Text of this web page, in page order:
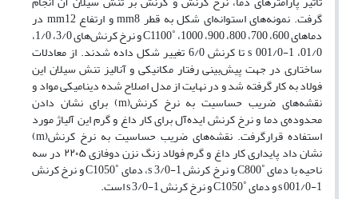
گرفت. نمونه‌های استوانه‌ای شکل به قطر mm8 و ارتفاع mm12 در
دماهای 600، 700، 800، 900، 1000، ˚C1100 و نرخ کرنش‌های 3/0، 1/0،‌
01/0، 1-s 001/0 تا کرنش 6/0 تغییر شکل داده شدند. از معادلات
ساختاری در جهت پیش‌بینی رفتار مکانیکی و آنالیز تنش سیلان این
فولاد به کار گرفته شد و در نهایت از مدل اصلاح شده دینامیکی مواد و
نقشه‌های ضریب حساسیت به نرخ کرنش(m) برای نشان‌ دادن
محدوده‌ی دما و نرخ کرنش ایده‌آل برای کار داغ و گرم این آلیاژ مورد
استفاده قرارگرفت. نقشه‌های ضریب حساسیت به نرخ کرنش(m)
نشان داد پایداری کار داغ و گرم فولاد زنگ نزن دوفازی ۲۲۰۵ در سه
ناحیه با دمای ˚C800 و نرخ کرنش 1-s 3/0، دمای ˚C1050 و نرخ کرنش
1-s 001/0 و دمای ˚C1050 و نرخ کرنش 1-s 3/0 است.